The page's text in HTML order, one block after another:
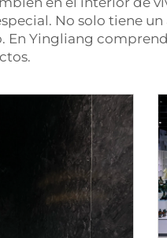
No solo tiene
En Yingliang